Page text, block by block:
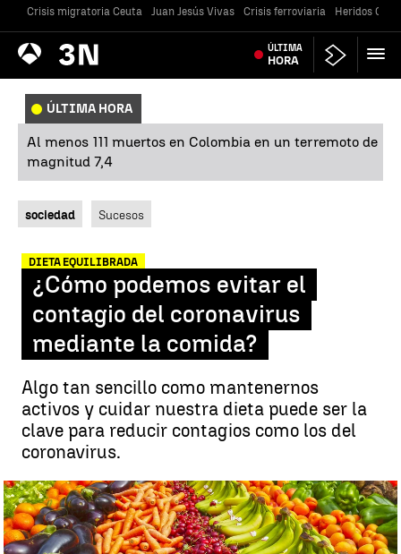
Crisis migratoria Ceuta Juan Jesús Vivas Crisis ferroviaria Heridos
Antena
3 Noticias ÚLTIMA
HORA
ÚLTIMA HORA
Al menos 111 muertos en Colombia en un terremoto de
magnitud 7,4
sociedad Sucesos
DIETA EQUILIBRADA
¿Cómo podemos evitar el
contagio del coronavirus
mediante la comida?
Algo tan sencillo como mantenernos
activos y cuidar nuestra dieta puede ser la
clave para reducir contagios como los del
coronavirus.
¿Cómo podemos evitar el contagio del coronavirus mediante la
comida? |Antena 3 Noticias